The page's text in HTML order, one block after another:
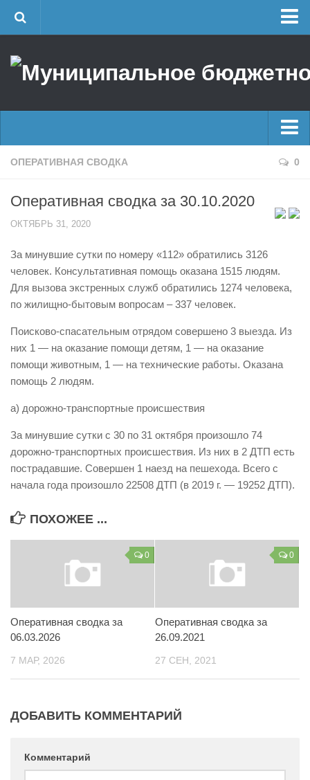
Об учреждении
Районные УГЗ
Поисково-спасательный отряд г. Уфы
Центр размещения пострадавших
Отчеты о реализации муниципальных программ
Документы
История
Виды деятельности
Обслуживание опасных производственных объектов
Уголок гражданской обороны
Пресс-центр
СМИ о нас
Конкурсы
Наша работа
Фотогалерея
Контакты
Вакансии
Главные новости
Оперативная сводка
Половодье
ОПЕРАТИВНАЯ СВОДКА 0
Оперативная сводка за 30.10.2020
ОКТЯБРЬ 31, 2020
За минувшие сутки по номеру «112» обратились 3126
человек. Консультативная помощь оказана 1515 людям.
Для вызова экстренных служб обратились 1274 человека,
по жилищно-бытовым вопросам – 337 человек.
Поисково-спасательным отрядом совершено 3 выезда. Из
них 1 — на оказание помощи детям, 1 — на оказание
помощи животным, 1 — на технические работы. Оказана
помощь 2 людям.
а) дорожно-транспортные происшествия
За минувшие сутки с 30 по 31 октября произошло 74
дорожно-транспортных происшествия. Из них в 2 ДТП есть
пострадавшие. Совершен 1 наезд на пешехода. Всего с
начала года произошло 22508 ДТП (в 2019 г. — 19252 ДТП).
ПОХОЖЕЕ ...
0
Оперативная сводка за
06.03.2026
7 МАР, 2026
0
Оперативная сводка за
26.09.2021
27 СЕН, 2021
ДОБАВИТЬ КОММЕНТАРИЙ
Комментарий